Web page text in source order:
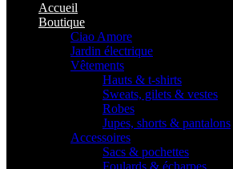
Accueil
Boutique
Ciao Amore
Jardin électrique
Vêtements
Hauts & t-shirts
Sweats, gilets & vestes
Robes
Jupes, shorts & pantalons
Accessoires
Sacs & pochettes
Foulards & écharpes